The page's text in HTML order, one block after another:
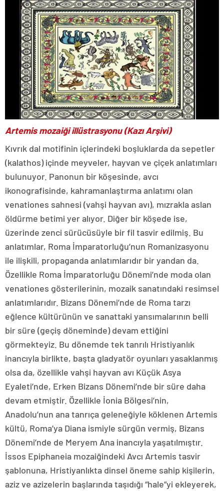
Artemis mozaiği illüstrasyonu (Kazı Arşivi)
Kıvrık dal motifinin içlerindeki boşluklarda da sepetler
(kalathos) içinde meyveler, hayvan ve çiçek anlatımları
bulunuyor. Panonun bir köşesinde, avcı
ikonografisinde, kahramanlaştırma anlatımı olan
venationes sahnesi (vahşi hayvan avı), mızrakla aslan
öldürme betimi yer alıyor. Diğer bir köşede ise,
üzerinde zenci sürücüsüyle bir fil tasvir edilmiş. Bu
anlatımlar, Roma İmparatorluğu’nun Romanizasyonu
ile ilişkili, propaganda anlatımlarıdır bir yandan da.
Özellikle Roma İmparatorluğu Dönemi’nde moda olan
venationes gösterilerinin, mozaik sanatındaki resimsel
anlatımlarıdır. Bizans Dönemi’nde de Roma tarzı
eğlence kültürünün ve sanattaki yansımalarının belli
bir süre (geçiş döneminde) devam ettiğini
görmekteyiz. Bu dönemde tek tanrılı Hristiyanlık
inancıyla birlikte, başta gladyatör oyunları yasaklanmış
olsa da, özellikle vahşi hayvan avı Küçük Asya
Eyaleti’nde, Erken Bizans Dönemi’nde bir süre daha
devam etmiştir. Özellikle İonia Bölgesi’nin,
Anadolu’nun ana tanrıça geleneğiyle köklenen Artemis
kültü, Roma’ya Diana ismiyle sürgün vermiş, Bizans
Dönemi’nde de Meryem Ana inancıyla yaşatılmıştır.
İssos Epiphaneia mozaiğindeki Avcı Artemis tasvir
şablonuna, Hristiyanlıkta dinsel öneme sahip kişilerin,
aziz ve azizelerin başlarında taşıdığı “hale”yi ekleyerek,